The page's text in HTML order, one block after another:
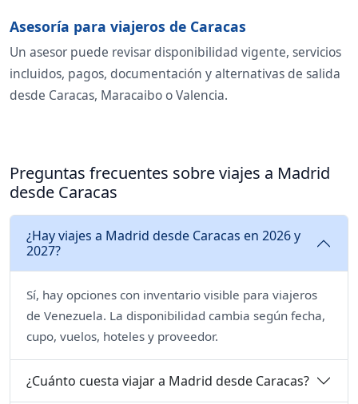
Asesoría para viajeros de Caracas
Un asesor puede revisar disponibilidad vigente, servicios
incluidos, pagos, documentación y alternativas de salida
desde Caracas, Maracaibo o Valencia.
Preguntas frecuentes sobre viajes a Madrid
desde Caracas
¿Hay viajes a Madrid desde Caracas en 2026 y
2027?
Sí, hay opciones con inventario visible para viajeros
de Venezuela. La disponibilidad cambia según fecha,
cupo, vuelos, hoteles y proveedor.
¿Cuánto cuesta viajar a Madrid desde Caracas?